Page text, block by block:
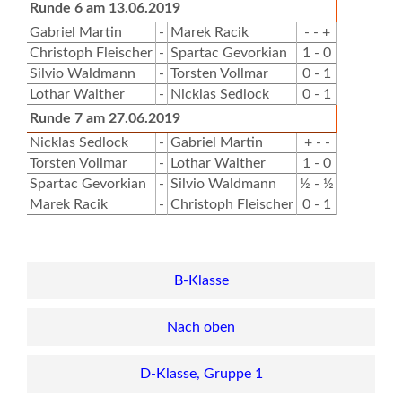
Runde 6 am 13.06.2019
Gabriel Martin
- Marek Racik
- - +
Christoph Fleischer - Spartac Gevorkian
1 - 0
Silvio Waldmann
- Torsten Vollmar
0 - 1
Lothar Walther
- Nicklas Sedlock
0 - 1
Runde 7 am 27.06.2019
Nicklas Sedlock
- Gabriel Martin
+ - -
Torsten Vollmar
- Lothar Walther
1 - 0
Spartac Gevorkian
- Silvio Waldmann
½ - ½
Marek Racik
- Christoph Fleischer 0 - 1
B-Klasse
Nach oben
D-Klasse, Gruppe 1